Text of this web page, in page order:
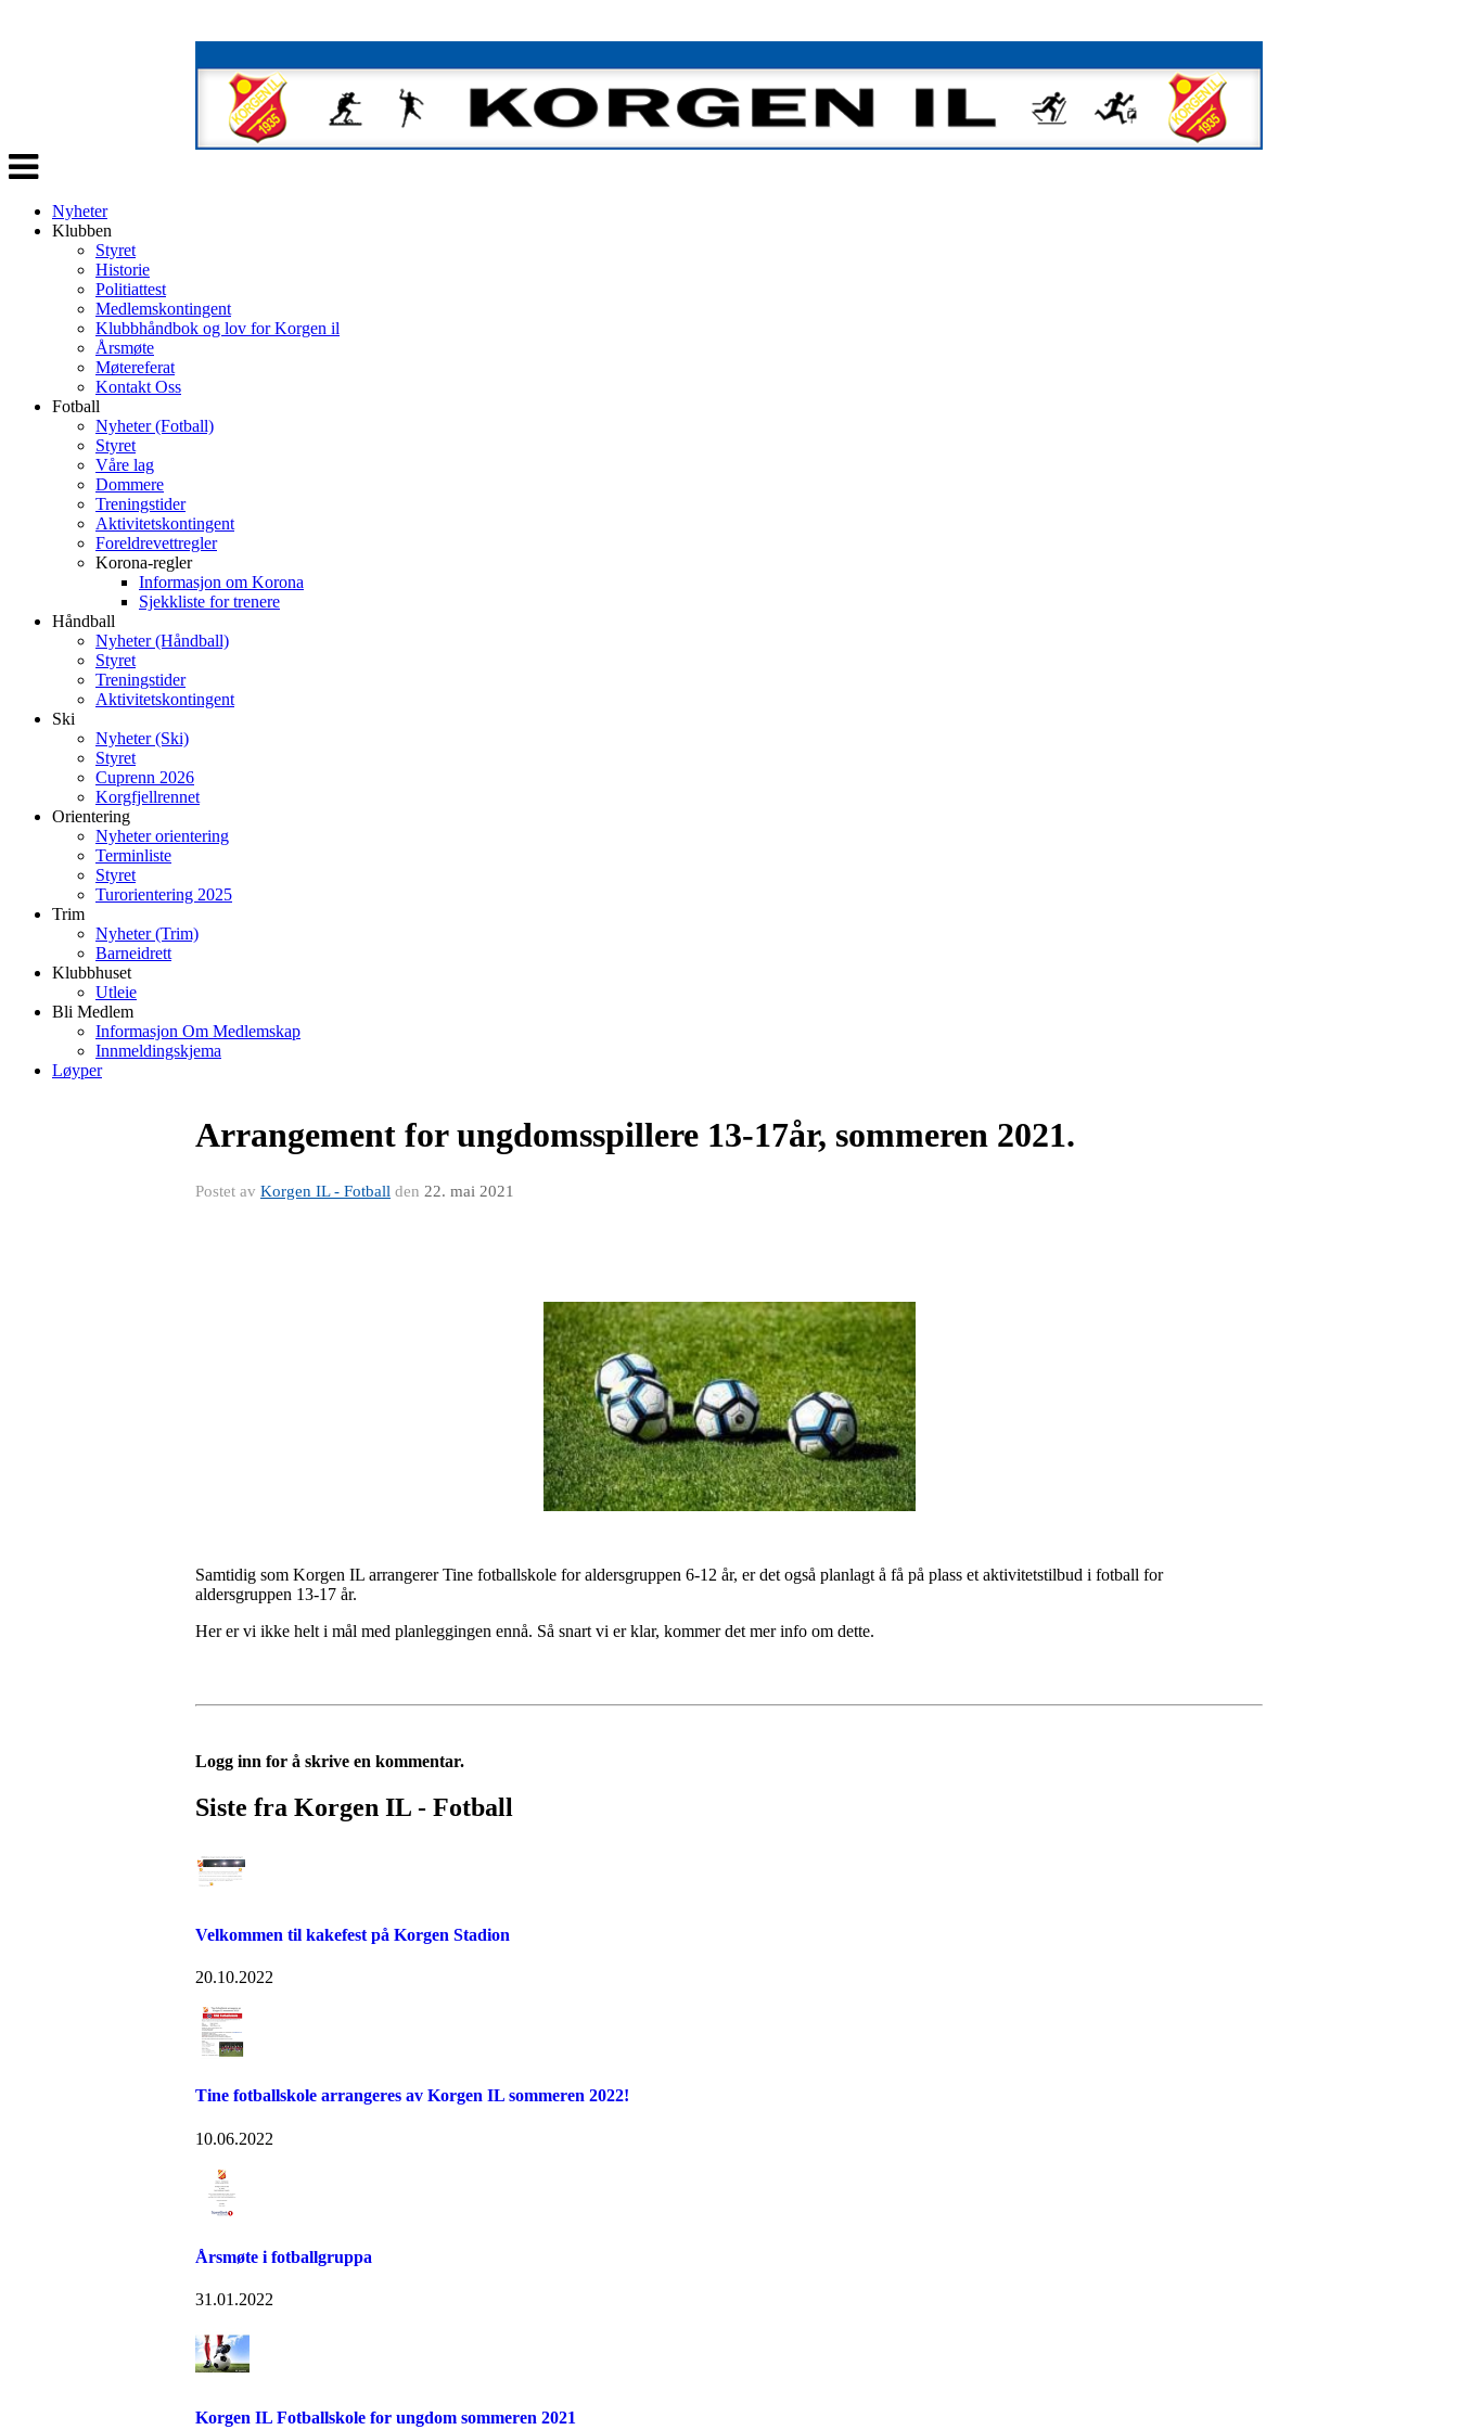
Veksle
navigasjon
Nyheter
Klubben
Styret
Historie
Politiattest
Medlemskontingent
Klubbhåndbok og lov for Korgen il
Årsmøte
Møtereferat
Kontakt Oss
Fotball
Nyheter (Fotball)
Styret
Våre lag
Dommere
Treningstider
Aktivitetskontingent
Foreldrevettregler
Korona-regler
Informasjon om Korona
Sjekkliste for trenere
Håndball
Nyheter (Håndball)
Styret
Treningstider
Aktivitetskontingent
Ski
Nyheter (Ski)
Styret
Cuprenn 2026
Korgfjellrennet
Orientering
Nyheter orientering
Terminliste
Styret
Turorientering 2025
Trim
Nyheter (Trim)
Barneidrett
Klubbhuset
Utleie
Bli Medlem
Informasjon Om Medlemskap
Innmeldingskjema
Løyper
Arrangement for ungdomsspillere 13-17år, sommeren 2021.
Postet av Korgen IL - Fotball den 22. mai 2021
Samtidig som Korgen IL arrangerer Tine fotballskole for aldersgruppen 6-12 år, er det også planlagt å få på plass et aktivitetstilbud i fotball for
aldersgruppen 13-17 år.
Her er vi ikke helt i mål med planleggingen ennå. Så snart vi er klar, kommer det mer info om dette.
Logg inn for å skrive en kommentar.
Siste fra Korgen IL - Fotball
Velkommen til kakefest på Korgen Stadion
20.10.2022
Tine fotballskole arrangeres av Korgen IL sommeren 2022!
10.06.2022
Årsmøte i fotballgruppa
31.01.2022
Korgen IL Fotballskole for ungdom sommeren 2021